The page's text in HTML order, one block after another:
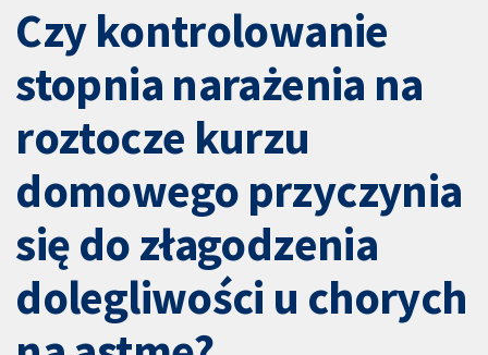
Czy kontrolowanie
stopnia narażenia na
roztocze kurzu
domowego przyczynia
się do złagodzenia
dolegliwości u chorych